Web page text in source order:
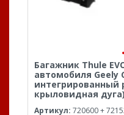
Багажник Thule
автомобиля Geely
интегрированный
крыловидная дуга)
Артикул: 720600 +